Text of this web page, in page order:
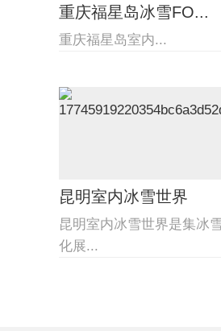
重庆福星岛冰雪FO...
重庆福星岛室内...
昆明室内冰雪世界
昆明室内冰雪世界是集冰
化展...